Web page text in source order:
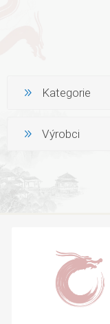
Kategorie
Výrobci